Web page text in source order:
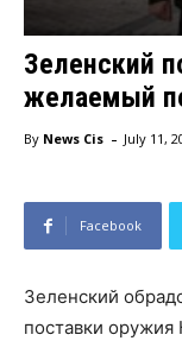
Зеленский
желаемый
By News Cis - July 11,
Facebook
Зеленский
поставки оружия